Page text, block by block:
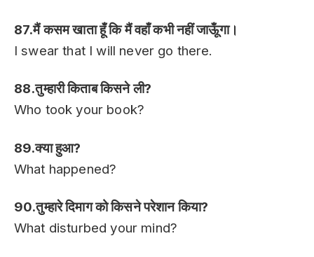
87.मैं कसम खाता हूँ कि मैं वहाँ कभी नहीं जाऊूँगा।
I swear that I will never go there.
88.तुम्हारी किताब किसने ली?
Who took your book?
89.क्या हुआ?
What happened?
90.तुम्हारे दिमाग को किसने परेशान किया?
What disturbed your mind?